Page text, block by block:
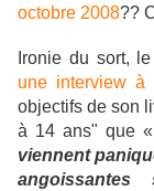
octobre 2008??
Ironie du sort,
une interview à
objectifs de son
à 14 ans" que«
viennent